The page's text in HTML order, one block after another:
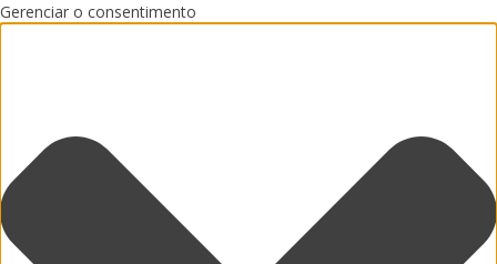
Gerenciar o consentimento